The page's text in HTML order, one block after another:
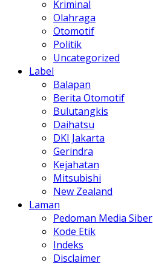
Kriminal
Olahraga
Otomotif
Politik
Uncategorized
Label
Balapan
Berita Otomotif
Bulutangkis
Daihatsu
DKI Jakarta
Gerindra
Kejahatan
Mitsubishi
New Zealand
Laman
Pedoman Media Siber
Kode Etik
Indeks
Disclaimer